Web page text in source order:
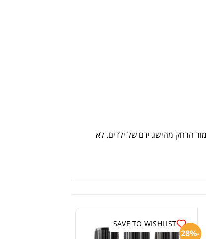
הרחק מהישג ידם של ילדים. לא
SAVE TO WISHLIST
-28%